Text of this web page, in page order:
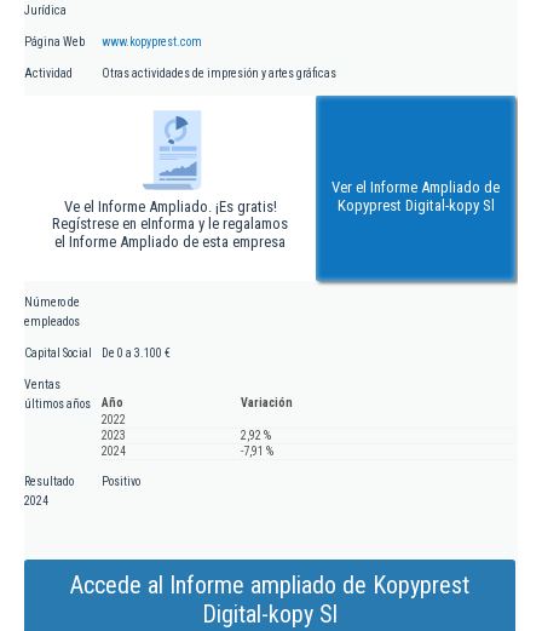
Jurídica
Página Web www.kopyprest.com
Actividad Otras actividades de impresión y artes gráficas
Ve el Informe Ampliado. ¡Es gratis!
Regístrese en eInforma y le regalamos
el Informe Ampliado de esta empresa
Ver el Informe Ampliado de
Kopyprest Digital-kopy Sl
Número de
empleados
Capital Social De 0 a 3.100 €
Ventas
últimos años
Año
Variación
2022
2023
2,92 %
2024
-7,91 %
Resultado
2024
Positivo
Accede al Informe ampliado de Kopyprest
Digital-kopy Sl